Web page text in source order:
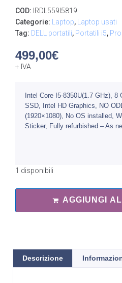
COD: IRDL559I5819
Categorie:
Laptop,
Laptop usati
Tag: DELL portatili, Portatili i5,
499,00€
+ IVA
Intel Core I5-8350U(1.7 GHz),
SSD, Intel HD Graphics, NO
(1920×1080), No OS installed,
Sticker, Fully refurbished – As
1 disponibili
AGGIUNGI
Descrizione